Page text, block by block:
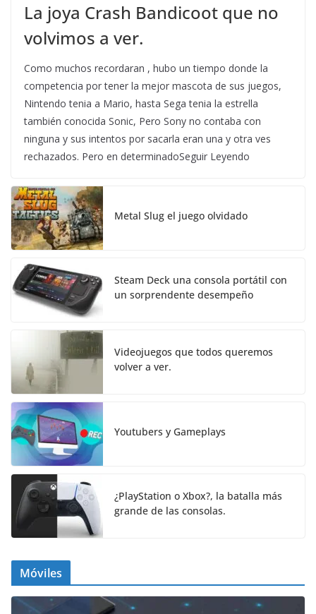
La joya Crash Bandicoot que no
volvimos a ver.
Como muchos recordaran , hubo un tiempo donde la
competencia por tener la mejor mascota de sus juegos,
Nintendo tenia a Mario, hasta Sega tenia la estrella
también conocida Sonic, Pero Sony no contaba con
ninguna y sus intentos por sacarla eran una y otra ves
rechazados. Pero en determinadoSeguir Leyendo
Metal Slug el juego olvidado
Steam Deck una consola portátil con
un sorprendente desempeño
Videojuegos que todos queremos
volver a ver.
Youtubers y Gameplays
¿PlayStation o Xbox?, la batalla más
grande de las consolas.
Móviles